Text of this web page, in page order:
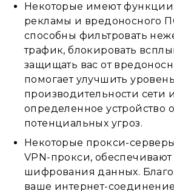
Некоторые имеют
рекламы и вредоносного
способны фильтровать
трафик, блокировать
защищать вас от
помогает улучшить уровень
производительности сети
определенное устройство
потенциальных угроз.
Некоторые прокси-
VPN-прокси,
шифрования данных.
ваше интернет-соединение